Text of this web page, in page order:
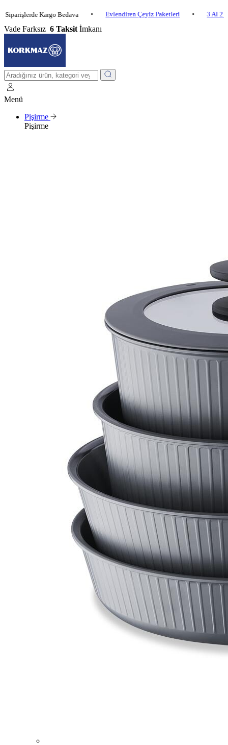
Kargo Bedava • Evlendiren Çeyiz Paketleri • 3 Al 2 Öde
Vade Farksız 6 Taksit İmkanı
Menü
Pişirme
Pişirme